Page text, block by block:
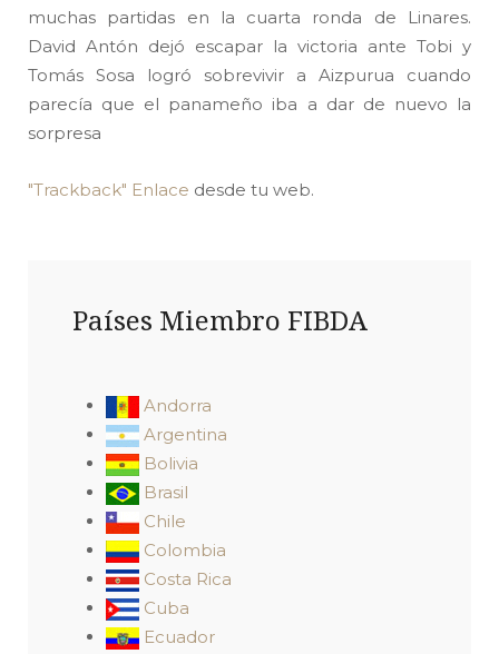
muchas partidas en la cuarta ronda de Linares.
David Antón dejó escapar la victoria ante Tobi y
Tomás Sosa logró sobrevivir a Aizpurua cuando
parecía que el panameño iba a dar de nuevo la
sorpresa
"Trackback" Enlace desde tu web.
Países Miembro FIBDA
Andorra
Argentina
Bolivia
Brasil
Chile
Colombia
Costa Rica
Cuba
Ecuador